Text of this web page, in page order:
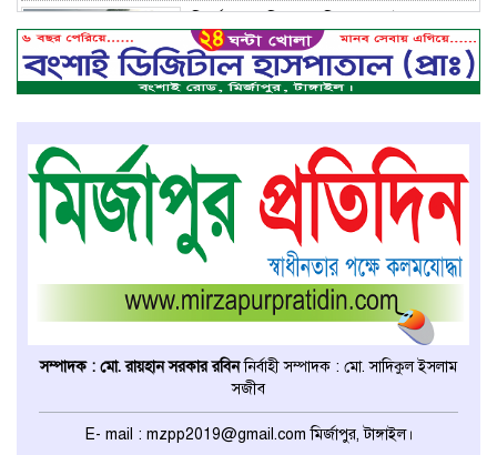
দুয়ারি জাল ধ্বংস
মির্জাপুরে বহুরিয়া সরকারি প্রাথমিক
বিদ্যালয়ের ম্যানেজিং কমিটি গঠন
মির্জাপুরে ধান ভিজে যাওয়াকে কেন্দ্র
করে ছোট ভাইয়ের হামলায় বড় ভাই
নিহত
ঢাকা মেডিকেল কলেজের মেডিসিন
সম্পাদক : মো. রায়হান সরকার রবিননির্বাহী সম্পাদক : মো. সাদিকুল ইসলাম
সজীব
E- mail : mzpp2019@gmail.com মির্জাপুর, টাঙ্গাইল।